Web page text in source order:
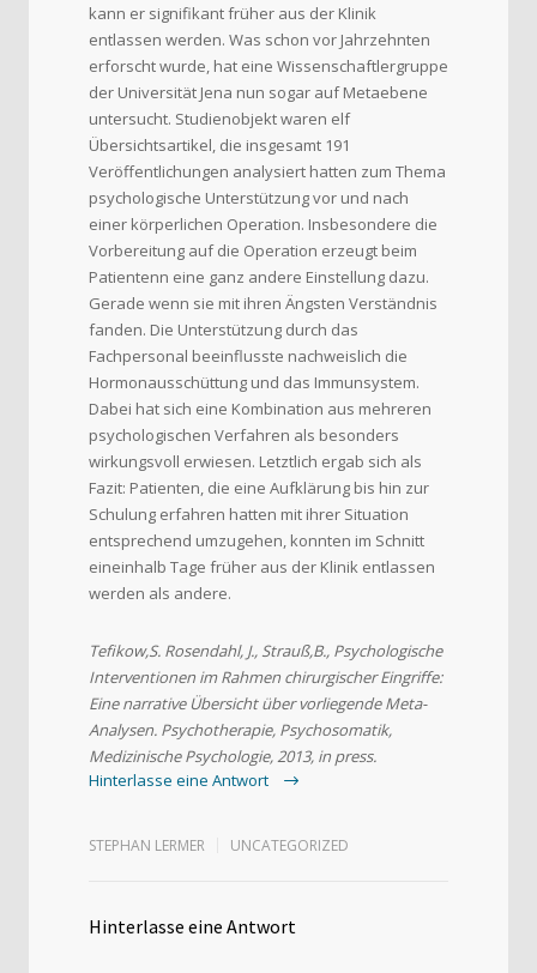
kann er signifikant früher aus der Klinik
entlassen werden. Was schon vor Jahrzehnten
erforscht wurde, hat eine Wissenschaftlergruppe
der Universität Jena nun sogar auf Metaebene
untersucht. Studienobjekt waren elf
Übersichtsartikel, die insgesamt 191
Veröffentlichungen analysiert hatten zum Thema
psychologische Unterstützung vor und nach
einer körperlichen Operation. Insbesondere die
Vorbereitung auf die Operation erzeugt beim
Patientenn eine ganz andere Einstellung dazu.
Gerade wenn sie mit ihren Ängsten Verständnis
fanden. Die Unterstützung durch das
Fachpersonal beeinflusste nachweislich die
Hormonausschüttung und das Immunsystem.
Dabei hat sich eine Kombination aus mehreren
psychologischen Verfahren als besonders
wirkungsvoll erwiesen. Letztlich ergab sich als
Fazit: Patienten, die eine Aufklärung bis hin zur
Schulung erfahren hatten mit ihrer Situation
entsprechend umzugehen, konnten im Schnitt
eineinhalb Tage früher aus der Klinik entlassen
werden als andere.
Tefikow,S. Rosendahl, J., Strauß,B., Psychologische
Interventionen im Rahmen chirurgischer Eingriffe:
Eine narrative Übersicht über vorliegende Meta-
Analysen. Psychotherapie, Psychosomatik,
Medizinische Psychologie, 2013, in press.
Hinterlasse eine Antwort
STEPHAN LERMER UNCATEGORIZED
Hinterlasse eine Antwort